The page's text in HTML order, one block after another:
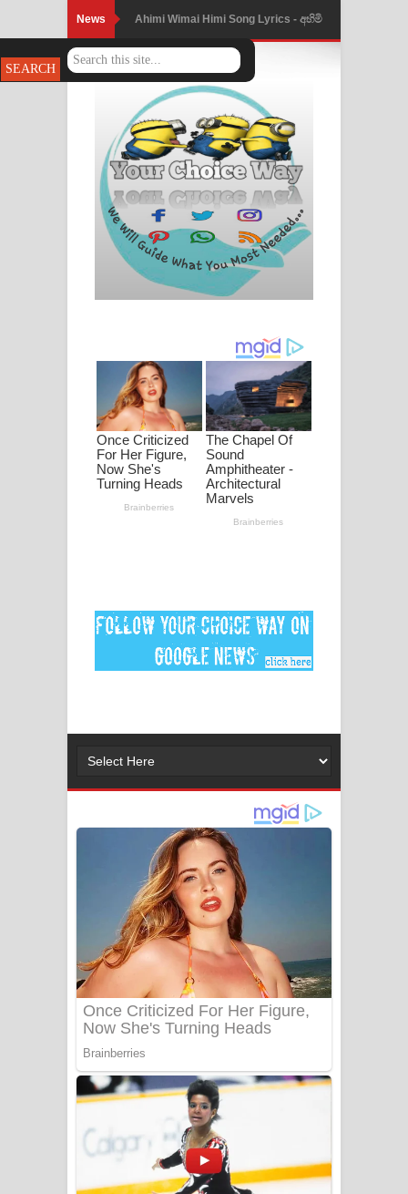
News Ahimi Wimai Himi Song Lyrics - අහිමි
විමයි හිමි ගීතයේ පද පෙළ
Mathaka Parana Song Lyrics - මතක
පාරනා ගීතයේ පද පෙළ
Nimnadhen Song Lyrics - නිම්නාදෙන්
ගීතයේ පද පෙළ
Obamai Mage Adare Song Lyrics -
ඔබමයි මගේ ආදරේ ගීතයේ පද පෙළ
ගීතයේ පද පෙළ
Ankeliya Song Lyrics - අංකෙළිය ගීතයේ
පද පෙළ
DEAR GOD Song Lyrics - ඩියර් ගෝඩ්
Dai Dai Lyrics - Shakira, Burna Boy |
2026 football world cup song lyrics
Niwuna Numba Hinda Song Lyrics -
නිවුනා නුඹ හින්දා ගීතයේ පද පෙළ
Numba Dun Aadare Song Lyrics - නුඹ
දුන් ආදරේ ගීතයේ පද පෙළ
Liyamuda Dan Anagathe Song Lyrics
- ලියමුද දැන් අනාගතේ ගීතයේ පද පෙළ
Doni Song Lyrics - දෝණි ගීතයේ පද
Benthara Palame Song Lyrics -